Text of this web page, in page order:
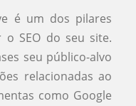
é um dos pilares
SEO do seu site.
seu público-alvo
relacionadas ao
como Google